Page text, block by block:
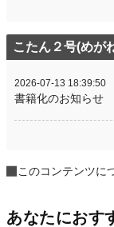
こたん２号(めが
2026-07-13 18:39:50
書籍化のお知らせ
このコンテンツに
あなたにおす